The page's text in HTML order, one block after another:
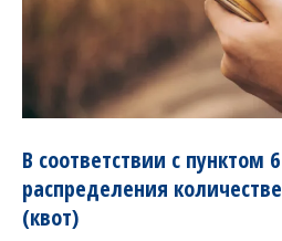
В соответствии с пунктом
распределения
(квот)